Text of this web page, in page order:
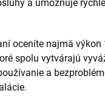
a umožňuje
oceníte najmä
spolu vytvárajú
a